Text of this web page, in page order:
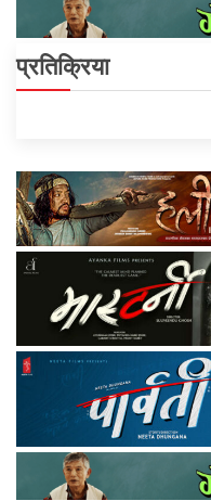
प्रतिक्रिया